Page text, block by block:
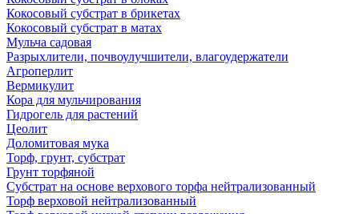
Кокосовый субстрат в брикетах
Кокосовый субстрат в матах
Мульча садовая
Разрыхлители, почвоулучшители, влагоудержатели
Агроперлит
Вермикулит
Кора для мульчирования
Гидрогель для растений
Цеолит
Доломитовая мука
Торф, грунт, субстрат
Грунт торфяной
Субстрат на основе верхового торфа нейтрализованный
Торф верховой нейтрализованный